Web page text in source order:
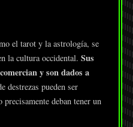
el tarot y la astrología, se
la cultura occidental. Sus
y son dados a
destrezas pueden ser
precisamente deban tener un